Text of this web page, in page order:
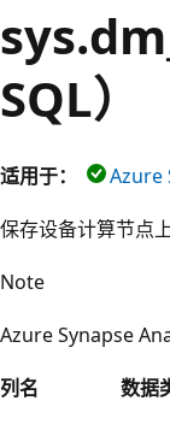
SQL）
适用于： Azure
保存设备计算节点
Note
Azure Synapse
列名
数据